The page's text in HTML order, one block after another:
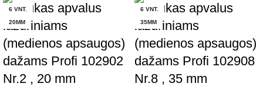
6 VNT.
20MM
Teptukas apvalus
lazuriniams
(medienos apsaugos)
dažams Profi 102902
Nr.2 , 20 mm
6 VNT.
35MM
Teptukas apvalus
lazuriniams
(medienos apsaugos)
dažams Profi 102908
Nr.8 , 35 mm